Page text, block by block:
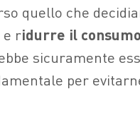
quello che
e ridurre il
sicuramente
per